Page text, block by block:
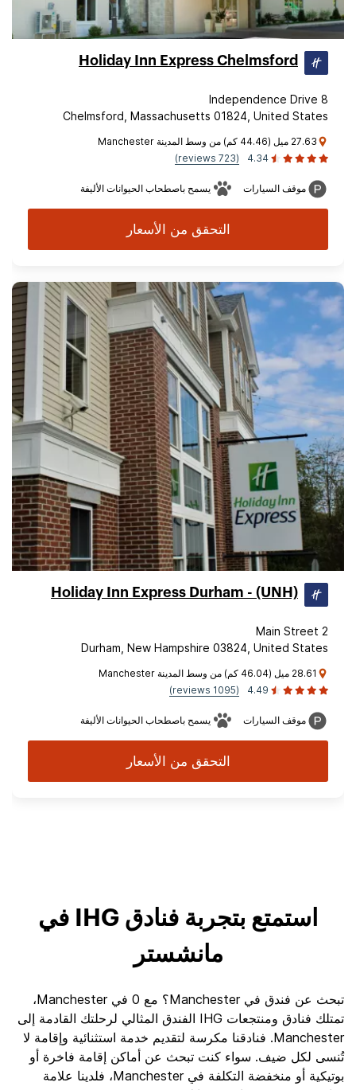
Holiday Inn Express Chelmsford
8 Independence Drive
Chelmsford, Massachusetts 01824, United States
27.63 ميل (44.46 كم) من وسط المدينة Manchester
4.34
(723 reviews)
موقف السيارات يسمح باصطحاب الحيوانات الأليفة
التحقق من الأسعار
Holiday Inn Express Durham - (UNH)
2 Main Street
Durham, New Hampshire 03824, United States
28.61 ميل (46.04 كم) من وسط المدينة Manchester
4.49
(1095 reviews)
موقف السيارات يسمح باصطحاب الحيوانات الأليفة
التحقق من الأسعار
استمتع بتجربة فنادق IHG في
مانشستر
تبحث عن فندق في Manchester؟ مع 0 في Manchester،
تمتلك فنادق ومنتجعات IHG الفندق المثالي لرحلتك القادمة إلى
Manchester. فنادقنا مكرسة لتقديم خدمة استثنائية وإقامة لا
تُنسى لكل ضيف. سواء كنت تبحث عن أماكن إقامة فاخرة أو
بوتيكية أو منخفضة التكلفة في Manchester، فلدينا علامة